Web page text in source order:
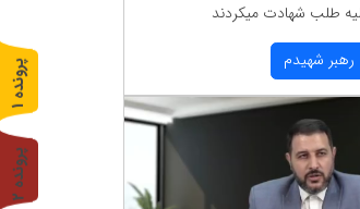
طلب شهادت میكردند
رهبر شهیدم
پ
ر
و
ن
د
ه
1
پ
ر
و
ن
د
ه
2